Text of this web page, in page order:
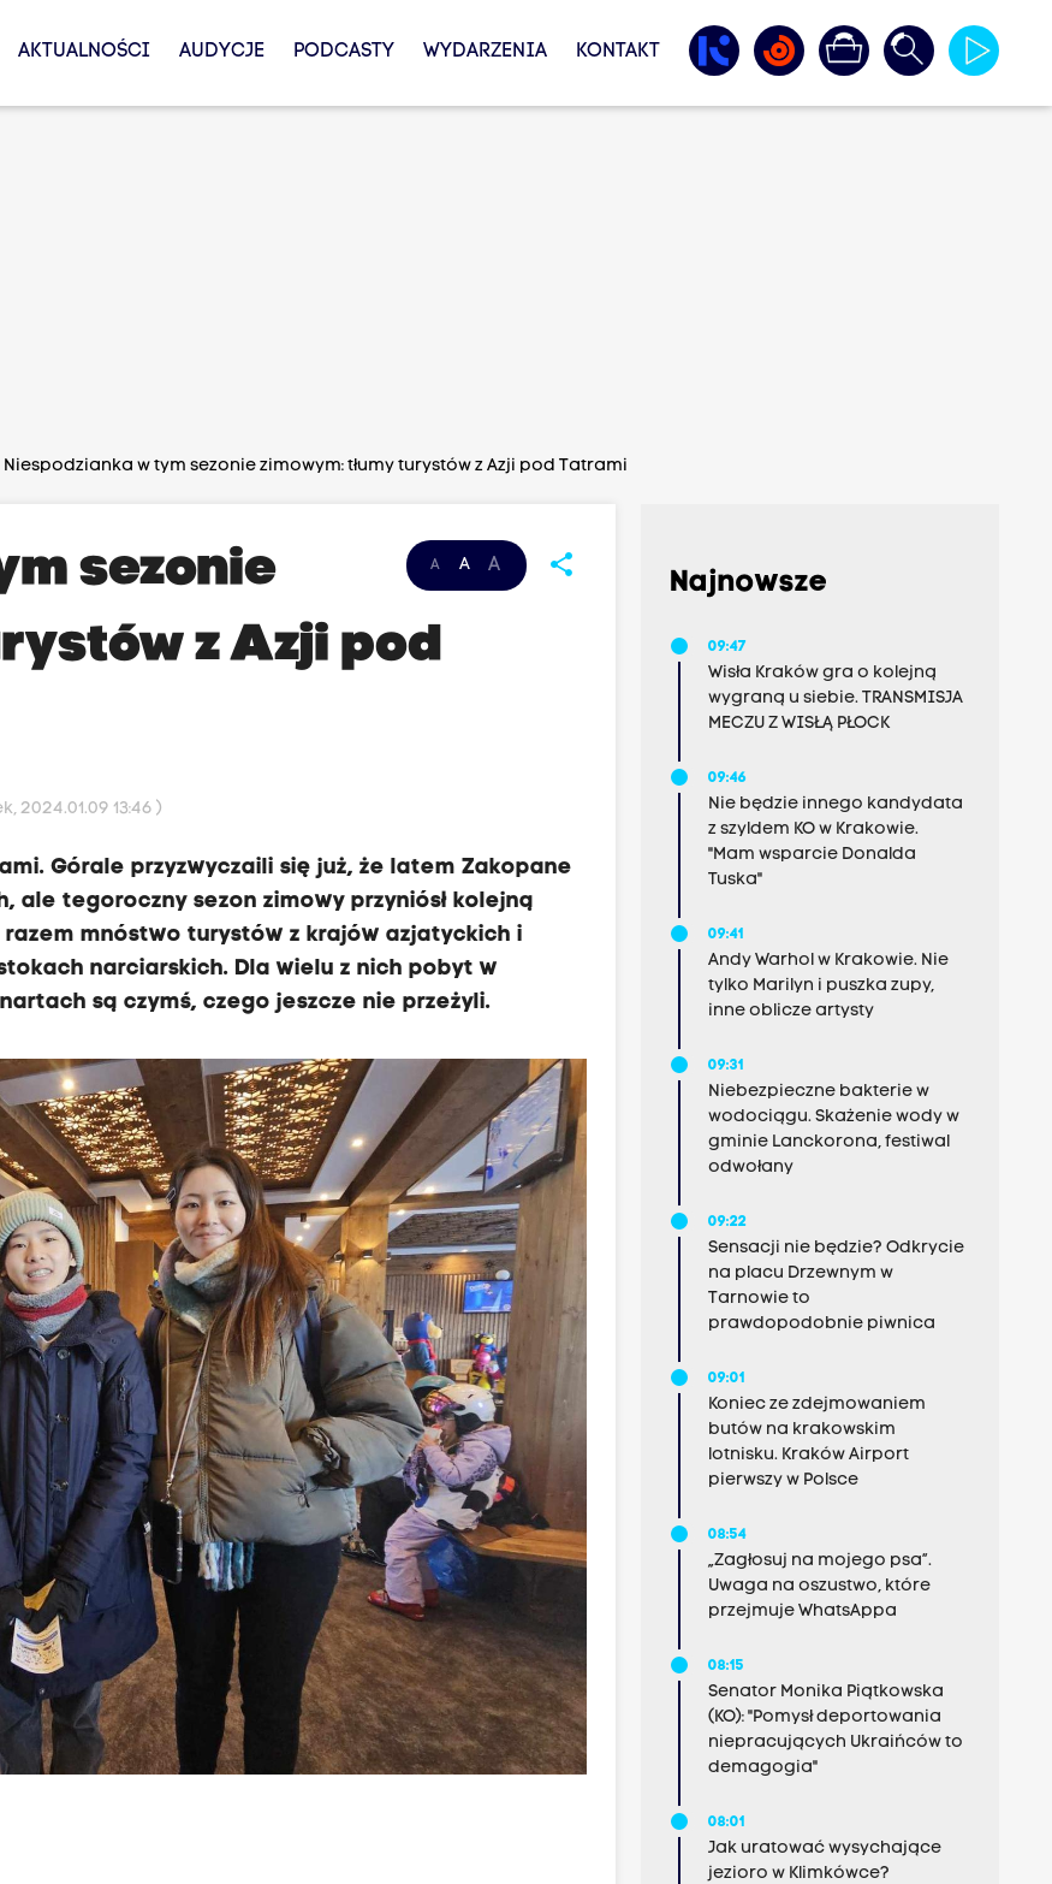
AKTUALNOŚCI AUDYCJE PODCASTY WYDARZENIA KONTAKT
Niespodzianka w tym sezonie zimowym: tłumy turystów z Azji pod Tatrami
A A A share
sezonie
z Azji pod
2024.01.09 13:46 )
Górale przyzwyczaili się już, że latem Zakopane
tegoroczny sezon zimowy przyniósł kolejną
mnóstwo turystów z krajów azjatyckich i
narciarskich. Dla wielu z nich pobyt w
są czymś, czego jeszcze nie przeżyli.
Najnowsze
09:47
Wisła Kraków gra o kolejną
wygraną u siebie. TRANSMISJA
MECZU Z WISŁĄ PŁOCK
09:46
Nie będzie innego kandydata
z szyldem KO w Krakowie.
"Mam wsparcie Donalda
Tuska"
09:41
Andy Warhol w Krakowie. Nie
tylko Marilyn i puszka zupy,
inne oblicze artysty
09:31
Niebezpieczne bakterie w
wodociągu. Skażenie wody w
gminie Lanckorona, festiwal
odwołany
09:22
Sensacji nie będzie? Odkrycie
na placu Drzewnym w
Tarnowie to
prawdopodobnie piwnica
09:01
Koniec ze zdejmowaniem
butów na krakowskim
lotnisku. Kraków Airport
pierwszy w Polsce
08:54
„Zagłosuj na mojego psa”.
Uwaga na oszustwo, które
przejmuje WhatsAppa
08:15
Senator Monika Piątkowska
(KO): "Pomysł deportowania
niepracujących Ukraińców to
demagogia"
08:01
Jak uratować wysychające
jezioro w Klimkówce?